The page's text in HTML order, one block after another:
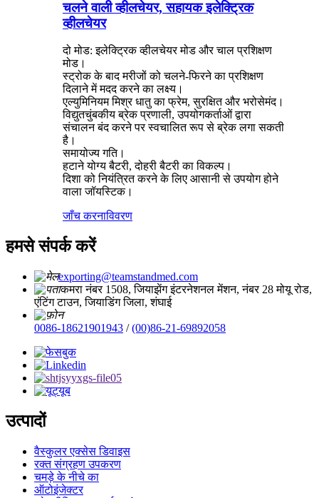
चलने वाली व्हीलचेयर, सहायक इलेक्ट्रिक
व्हीलचेयर
दो मोड: इलेक्ट्रिक व्हीलचेयर मोड और चाल प्रशिक्षण
मोड।
स्ट्रोक के बाद मरीजों को चलने-फिरने का प्रशिक्षण
दिलाने में मदद करने का लक्ष्य।
एल्युमिनियम मिश्र धातु का फ्रेम, सुरक्षित और भरोसेमंद।
विद्युतचुंबकीय ब्रेक प्रणाली, उपयोगकर्ताओं द्वारा
संचालन बंद करने पर स्वचालित रूप से ब्रेक लगा सकती
है।
समायोज्य गति।
हटाने योग्य बैटरी, दोहरी बैटरी का विकल्प।
दिशा को नियंत्रित करने के लिए आसानी से उपयोग होने
वाला जॉयस्टिक।
जाँच करनाविवरण
हमसे संपर्क करें
exporting@teamstandmed.com
कमरा नंबर 1508, जियाझेंग इंटरनेशनल मेंशन, नंबर 28 मोयू रोड,
एंटिंग टाउन, जियाडिंग जिला, शंघाई
0086-18621901943 /(00)86-21-69892058
उत्पादों
वैस्कुलर एक्सेस डिवाइस
रक्त संग्रहण उपकरण
चमड़े के नीचे का
ऑटोइंजेक्टर